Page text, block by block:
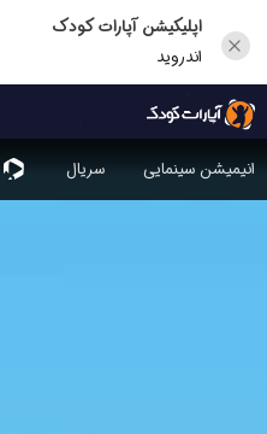
اپلیکیشن آپارات کودک
اندروید
انیمیشن سینمایی سریال